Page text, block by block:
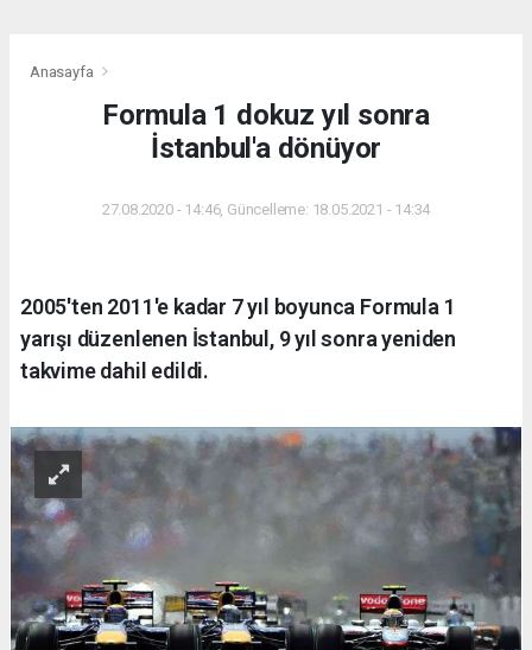
Anasayfa
Formula 1 dokuz yıl sonra
İstanbul'a dönüyor
27.08.2020 - 14:46, Güncelleme: 18.05.2021 - 14:34
2005'ten 2011'e kadar 7 yıl boyunca Formula 1
yarışı düzenlenen İstanbul, 9 yıl sonra yeniden
takvime dahil edildi.